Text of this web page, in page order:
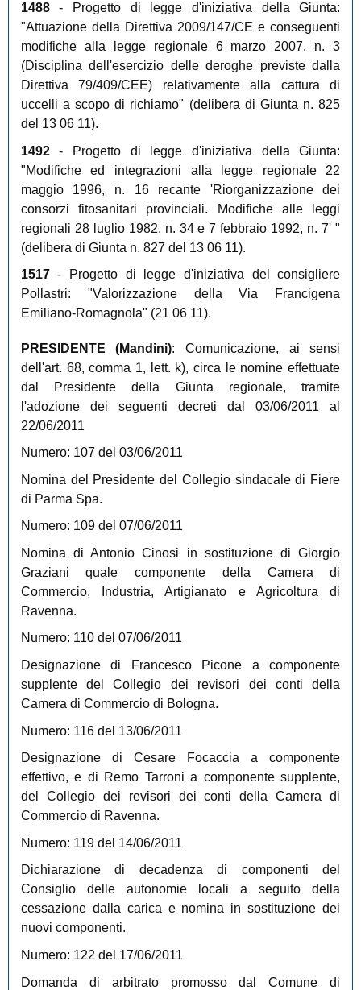
1488- Progetto di legge d'iniziativa della Giunta:
"Attuazione della Direttiva 2009/147/CE e conseguenti
modifiche alla legge regionale 6 marzo 2007, n. 3
(Disciplina dell'esercizio delle deroghe previste dalla
Direttiva 79/409/CEE) relativamente alla cattura di
uccelli a scopo di richiamo" (delibera di Giunta n. 825
del 13 06 11).
1492- Progetto di legge d'iniziativa della Giunta:
"Modifiche ed integrazioni alla legge regionale 22
maggio 1996, n. 16 recante 'Riorganizzazione dei
consorzi fitosanitari provinciali. Modifiche alle leggi
regionali 28 luglio 1982, n. 34 e 7 febbraio 1992, n. 7' "
(delibera di Giunta n. 827 del 13 06 11).
1517- Progetto di legge d'iniziativa del consigliere
Pollastri: "Valorizzazione della Via Francigena
Emiliano-Romagnola" (21 06 11).
PRESIDENTE (Mandini): Comunicazione, ai sensi
dell'art. 68, comma 1, lett. k), circa le nomine effettuate
dal Presidente della Giunta regionale, tramite
l'adozione dei seguenti decreti dal 03/06/2011 al
22/06/2011
Numero: 107 del 03/06/2011
Nomina del Presidente del Collegio sindacale di Fiere
di Parma Spa.
Numero: 109 del 07/06/2011
Nomina di Antonio Cinosi in sostituzione di Giorgio
Graziani quale componente della Camera di
Commercio, Industria, Artigianato e Agricoltura di
Ravenna.
Numero: 110 del 07/06/2011
Designazione di Francesco Picone a componente
supplente del Collegio dei revisori dei conti della
Camera di Commercio di Bologna.
Numero: 116 del 13/06/2011
Designazione di Cesare Focaccia a componente
effettivo, e di Remo Tarroni a componente supplente,
del Collegio dei revisori dei conti della Camera di
Commercio di Ravenna.
Numero: 119 del 14/06/2011
Dichiarazione di decadenza di componenti del
Consiglio delle autonomie locali a seguito della
cessazione dalla carica e nomina in sostituzione dei
nuovi componenti.
Numero: 122 del 17/06/2011
Domanda di arbitrato promosso dal Comune di